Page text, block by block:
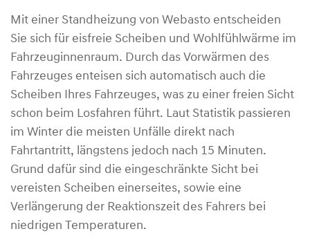
Mit einer Standheizung von Webasto entscheiden
Sie sich für eisfreie Scheiben und Wohlfühlwärme im
Fahrzeuginnenraum. Durch das Vorwärmen des
Fahrzeuges enteisen sich automatisch auch die
Scheiben Ihres Fahrzeuges, was zu einer freien Sicht
schon beim Losfahren führt. Laut Statistik passieren
im Winter die meisten Unfälle direkt nach
Fahrtantritt, längstens jedoch nach 15 Minuten.
Grund dafür sind die eingeschränkte Sicht bei
vereisten Scheiben einerseites, sowie eine
Verlängerung der Reaktionszeit des Fahrers bei
niedrigen Temperaturen.